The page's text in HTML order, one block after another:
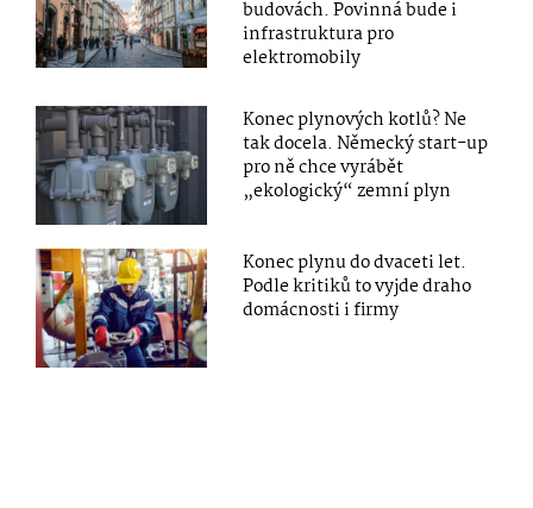
budovách. Povinná bude i
infrastruktura pro
elektromobily
Konec plynových kotlů? Ne
tak docela. Německý start-up
pro ně chce vyrábět
„ekologický“ zemní plyn
Konec plynu do dvaceti let.
Podle kritiků to vyjde draho
domácnosti i firmy